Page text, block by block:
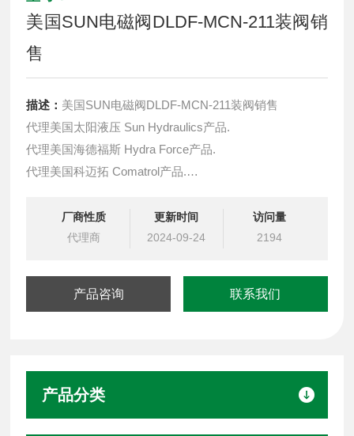
美国SUN电磁阀DLDF-MCN-211装阀销
售
描述： 美国SUN电磁阀DLDF-MCN-211装阀销售
代理美国太阳液压 Sun Hydraulics产品.
代理美国海德福斯 Hydra Force产品.
代理美国科迈拓 Comatrol产品.
提供油路系统设计,油路块设计,阀块设计与选型
液压油缸，经销力士乐、派克、中国台湾北部等液压元件
厂商性质
代理商
更新时间
2024-09-24
访问量
2194
产品咨询 联系我们
产品分类